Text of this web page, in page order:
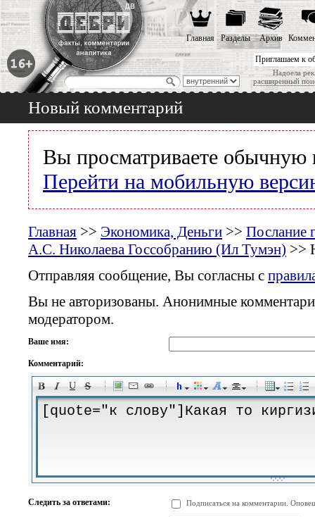
Приглашаем к
Надоела
расширенный
Главная Разделы Архив
Новый комментарий
Вы просматриваете обычную
Перейти на мобильную
Главная >> Экономика, Деньги >> Послание
А.С. Николаева Госсобранию (Ил Тумэн) >>
Отправляя сообщение, Вы согласны с
Вы не авторизованы. Анонимные
модератором.
Ваше имя:
Комментарий:
-
-
-
-
-
-
-
-
-
-
-
-
-
Следить за ответами: Подписаться на комментарии.